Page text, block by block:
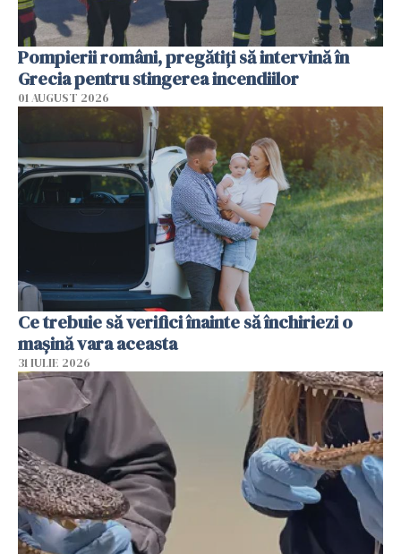
Pompierii români, pregătiţi să intervină în
Grecia pentru stingerea incendiilor
01 AUGUST 2026
Ce trebuie să verifici înainte să închiriezi o
mașină vara aceasta
31 IULIE 2026